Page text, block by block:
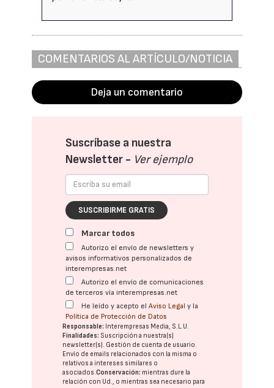
COMENTARIOS AL ARTÍCULO/NOTICIA
Deja un comentario
Suscríbase a nuestra
Newsletter - Ver ejemplo
SUSCRIBIRME GRATIS
Marcar todos
Autorizo el envío de newsletters y
avisos informativos personalizados de
interempresas.net
Autorizo el envío de comunicaciones
de terceros vía interempresas.net
He leído y acepto elAviso Legal y la
Política de Protección de Datos
Responsable: Interempresas Media, S.L.U.
Finalidades: Suscripción a nuestra(s)
newsletter(s). Gestión de cuenta de usuario.
Envío de emails relacionados con la misma o
relativos a intereses similares o
asociados.Conservación: mientras dure la
relación con Ud., o mientras sea necesario para